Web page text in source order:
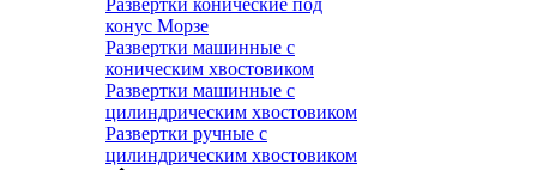
Развертки конические под
конус Морзе
Развертки машинные с
коническим хвостовиком
Развертки машинные с
цилиндрическим хвостовиком
Развертки ручные с
цилиндрическим хвостовиком